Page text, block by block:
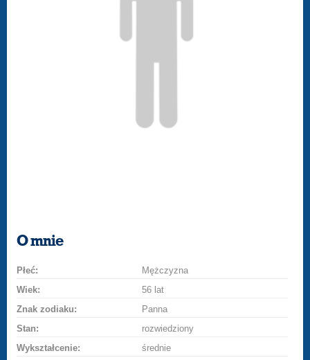
O mnie
Płeć:
Mężczyzna
Wiek:
56 lat
Znak zodiaku:
Panna
Stan:
rozwiedziony
Wykształcenie:
średnie